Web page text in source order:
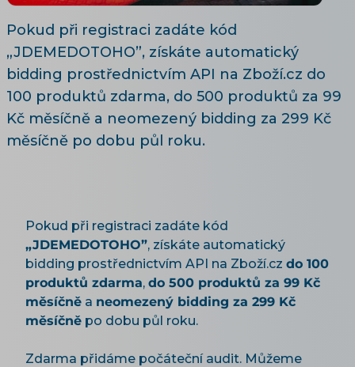
Pokud při registraci zadáte kód
„JDEMEDOTOHO”, získáte automatický
bidding prostřednictvím API na Zboží.cz do
100 produktů zdarma, do 500 produktů za 99
Kč měsíčně a neomezený bidding za 299 Kč
měsíčně po dobu půl roku.
Pokud při registraci zadáte kód
„JDEMEDOTOHO”, získáte automatický
bidding prostřednictvím API na Zboží.cz do 100
produktů zdarma, do 500 produktů za 99 Kč
měsíčně a neomezený bidding za 299 Kč
měsíčně po dobu půl roku.
Zdarma přidáme počáteční audit. Můžeme